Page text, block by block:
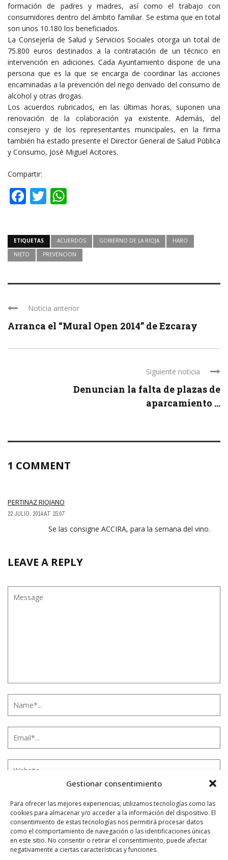
Gestionar consentimiento
Para ofrecer las mejores experiencias, utilizamos tecnologías como las
cookies para almacenar y/o acceder a la información del dispositivo. El
consentimiento de estas tecnologías nos permitirá procesar datos
como el comportamiento de navegación o las identificaciones únicas
en este sitio. No consentir o retirar el consentimiento, puede afectar
negativamente a ciertas características y funciones.
formación de padres y madres, así como el trabajo con
consumidores dentro del ámbito familiar. Se estima que en total
son unos 10.180 los beneficiados.
La Consejería de Salud y Servicios Sociales otorga un total de
75.800 euros destinados a la contratación de un técnico en
intervención en adiciones. Cada Ayuntamiento dispone de una
persona que es la que se encarga de coordinar las acciones
encaminadas a la prevención del riego derivado del consumo de
alcohol y otras drogas.
Los acuerdos rubricados, en las últimas horas, suponen una
renovación de la colaboración ya existente. Además, del
consejero y de los representantes municipales, en la firma
también ha estado presente el Director General de Salud Pública
y Consumo, José Miguel Acitores.
Compartir:
Facebook
Twitter
ETIQUETAS ACUERDOS GOBIERNO DE LA RIOJA
HARO
NIETO
PREVENCION
Noticia anterior
Arranca el “Mural Open 2014” de Ezcaray
Siguiente noticia
Denuncian la falta de plazas de
aparcamiento ...
1 COMMENT
PERTINAZ RIOJANO
22 JULIO, 2014 AT 15:07
Se las consigne ACCIRA, para la semana del vino.
LEAVE A REPLY
Notificarme vía correo electrónico cuando el comentario sea
aprobado.
Este sitio usa Akismet para reducir el spam. Aprende
cómo se procesan los datos de tus comentarios.